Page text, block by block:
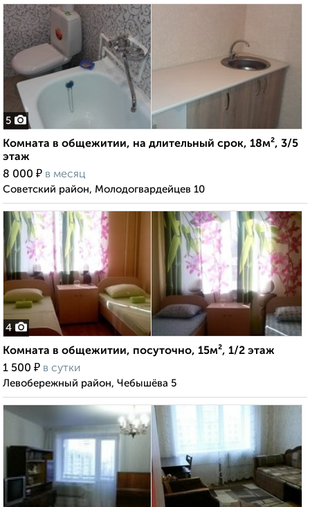
5
Комната в общежитии, на длительный срок, 18м², 3/5
этаж
8 000 ₽ в месяц
Советский район, Молодогвардейцев 10
4
Комната в общежитии, посуточно, 15м², 1/2 этаж
1 500 ₽ в сутки
Левобережный район, Чебышёва 5